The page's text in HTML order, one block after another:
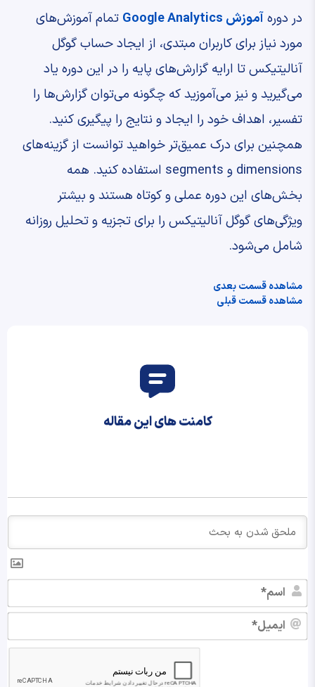
در دورهآموزش Google Analytics
تمام آموزش‌های
مورد نیاز برای کاربران مبتدی، از ایجاد حساب گوگل
آنالیتیکس تا ارایه گزارش‌های پایه را در این دوره یاد
می‌گیرید و نیز می‌آموزید که چگونه می‌توان گزارش‌ها را
تفسیر، اهداف خود را ایجاد و نتایج را پیگیری کنید.
همچنین برای درک عمیق‌تر خواهید توانست از گزینه‌های
dimensions و segments استفاده کنید. همه
بخش‌های این دوره عملی و کوتاه هستند و بیشتر
ویژگی‌های گوگل آنالیتیکس را برای تجزیه و تحلیل روزانه
شامل می‌شود.
مشاهده قسمت بعدی
مشاهده قسمت قبلی
کامنت های این مقاله